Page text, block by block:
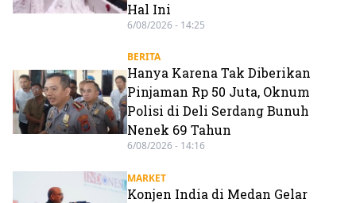
Hal Ini
6/08/2026 - 14:25
BERITA
Hanya Karena Tak Diberikan
Pinjaman Rp 50 Juta, Oknum
Polisi di Deli Serdang Bunuh
Nenek 69 Tahun
6/08/2026 - 14:16
MARKET
Konjen India di Medan Gelar